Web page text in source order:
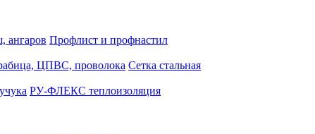
ангаров Профлист и профнастил
рабица, ЦПВС, проволока Сетка стальная
РУ-ФЛЕКС теплоизоляция